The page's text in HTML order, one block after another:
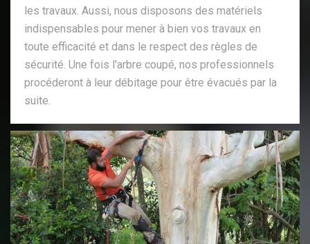
les travaux. Aussi, nous disposons des matériels
indispensables pour mener à bien vos travaux en
toute efficacité et dans le respect des règles de
sécurité. Une fois l'arbre coupé, nos professionnels
procéderont à leur débitage pour être évacués par la
suite.